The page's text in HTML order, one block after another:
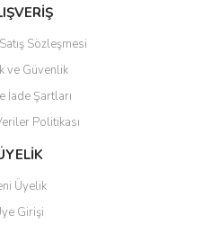
olmalı.
Sözleşmesi
ve Güvenlik
İade Şartları
Politikası
Üyelik
Girişi